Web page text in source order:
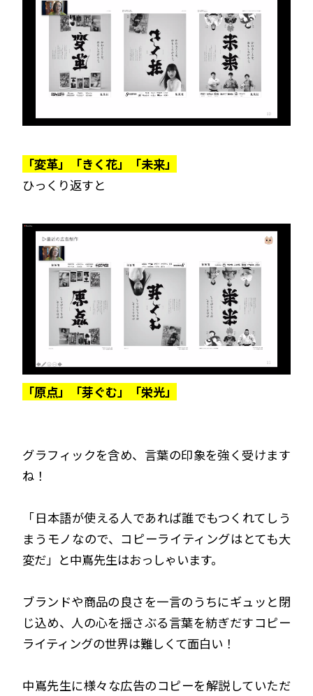
「変革」「きく花」「未来」
ひっくり返すと
「原点」「芽ぐむ」「栄光」
グラフィックを含め、言葉の印象を強く受けます
ね！
「日本語が使える人であれば誰でもつくれてしう
まうモノなので、コピーライティングはとても大
変だ」と中嶌先生はおっしゃいます。
ブランドや商品の良さを一言のうちにギュッと閉
じ込め、人の心を揺さぶる言葉を紡ぎだすコピー
ライティングの世界は難しくて面白い！
中嶌先生に様々な広告のコピーを解説していただ